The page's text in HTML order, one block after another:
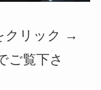
クリック →
覧下さ